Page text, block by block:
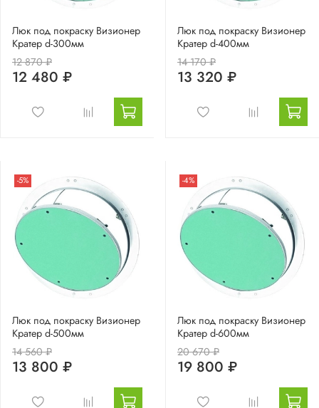
Люк под покраску Визионер
Кратер d-300мм
12 870 ₽
12 480 ₽
Люк под покраску Визионер
Кратер d-400мм
14 170 ₽
13 320 ₽
-5%
Люк под покраску Визионер
Кратер d-500мм
14 560 ₽
13 800 ₽
-4%
Люк под покраску Визионер
Кратер d-600мм
20 670 ₽
19 800 ₽